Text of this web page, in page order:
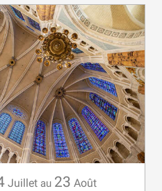
Juillet au 23 Août